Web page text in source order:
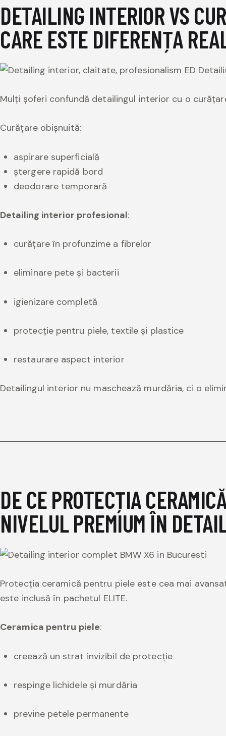
DETAILING INTERIOR VS
CARE ESTE DIFERENȚA
Mulți șoferi confundă detailingul interior cu o
Curățare obișnuită:
aspirare superficială
ștergere rapidă bord
deodorare temporară
Detailing interior profesional:
curățare în profunzime a fibrelor
eliminare pete și bacterii
igienizare completă
protecție pentru piele, textile și plastice
restaurare aspect interior
Detailingul interior nu maschează murdăria, ci o
DE CE PROTECȚIA
NIVELUL PREMIUM ÎN
Protecția ceramică pentru piele este cea mai
este inclusă în pachetul ELITE.
Ceramica pentru piele:
creează un strat invizibil de protecție
respinge lichidele și murdăria
previne petele permanente